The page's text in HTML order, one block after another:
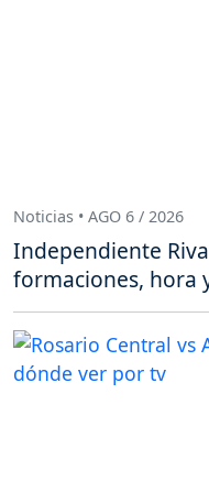
Noticias • AGO 6 / 2026
Independiente
formaciones, hora